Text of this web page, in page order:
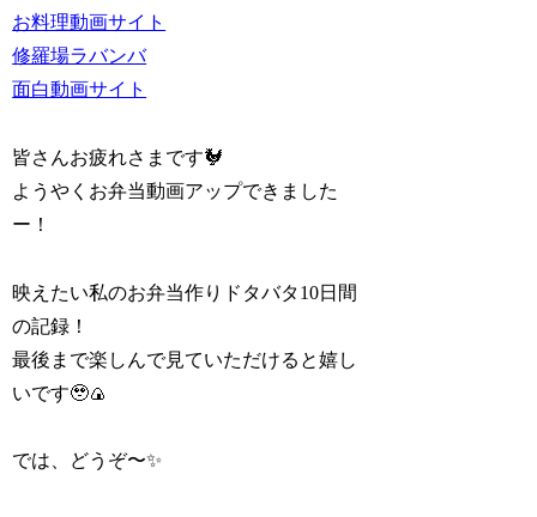
お料理動画サイト
修羅場ラバンバ
面白動画サイト
皆さんお疲れさまです🐓
ようやくお弁当動画アップできました
ー！
映えたい私のお弁当作りドタバタ10日間
の記録！
最後まで楽しんで見ていただけると嬉し
いです🥹🍙
では、どうぞ〜✨